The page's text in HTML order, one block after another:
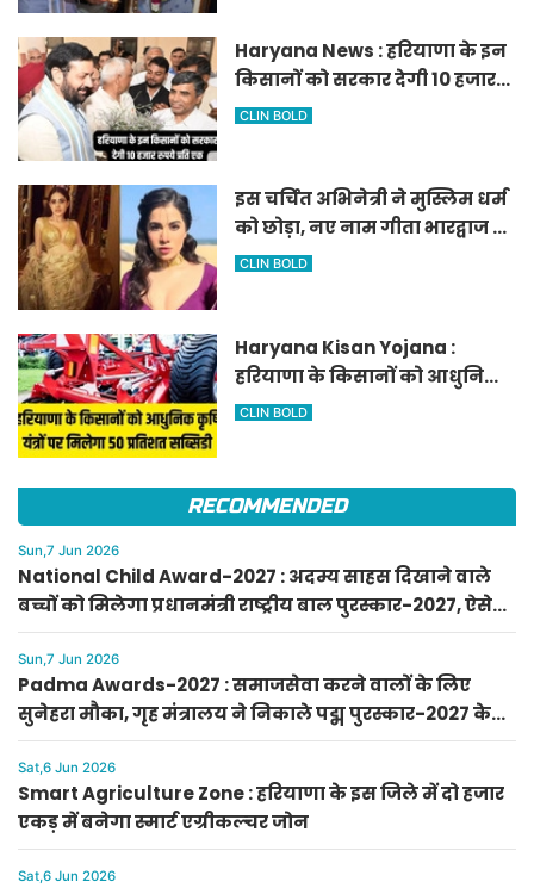
Haryana News : हरियाणा के इन
किसानों को सरकार देगी 10 हजार
रुपये प्रति एकड़, सीएम सैनी की
CLIN BOLD
इस चर्चित अभिनेत्री ने मुस्लिम धर्म
को छोड़ा, नए नाम गीता भारद्वाज से
हो रही वायरल
CLIN BOLD
Haryana Kisan Yojana :
हरियाणा के किसानों को आधुनिक
कृषि यंत्रों पर मिलेगा 50 प्रतिशत
CLIN BOLD
RECOMMENDED
Sun,7 Jun 2026
National Child Award-2027 : अदम्य साहस दिखाने वाले
बच्चों को मिलेगा प्रधानमंत्री राष्ट्रीय बाल पुरस्कार-2027, ऐसे
करें आवेदन
Sun,7 Jun 2026
Padma Awards-2027 : समाजसेवा करने वालों के लिए
सुनेहरा मौका, गृह मंत्रालय ने निकाले पद्म पुरस्कार-2027 के
लिए आवेदन
Sat,6 Jun 2026
Smart Agriculture Zone : हरियाणा के इस जिले में दो हजार
एकड़ में बनेगा स्मार्ट एग्रीकल्चर जोन
Sat,6 Jun 2026